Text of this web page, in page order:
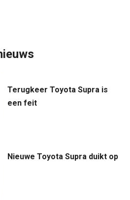
Terugkeer Toyota Supra is
een feit
Nieuwe Toyota Supra duikt op